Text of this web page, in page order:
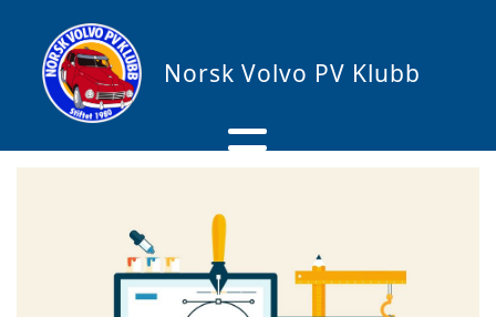
Norsk Volvo PV Klubb